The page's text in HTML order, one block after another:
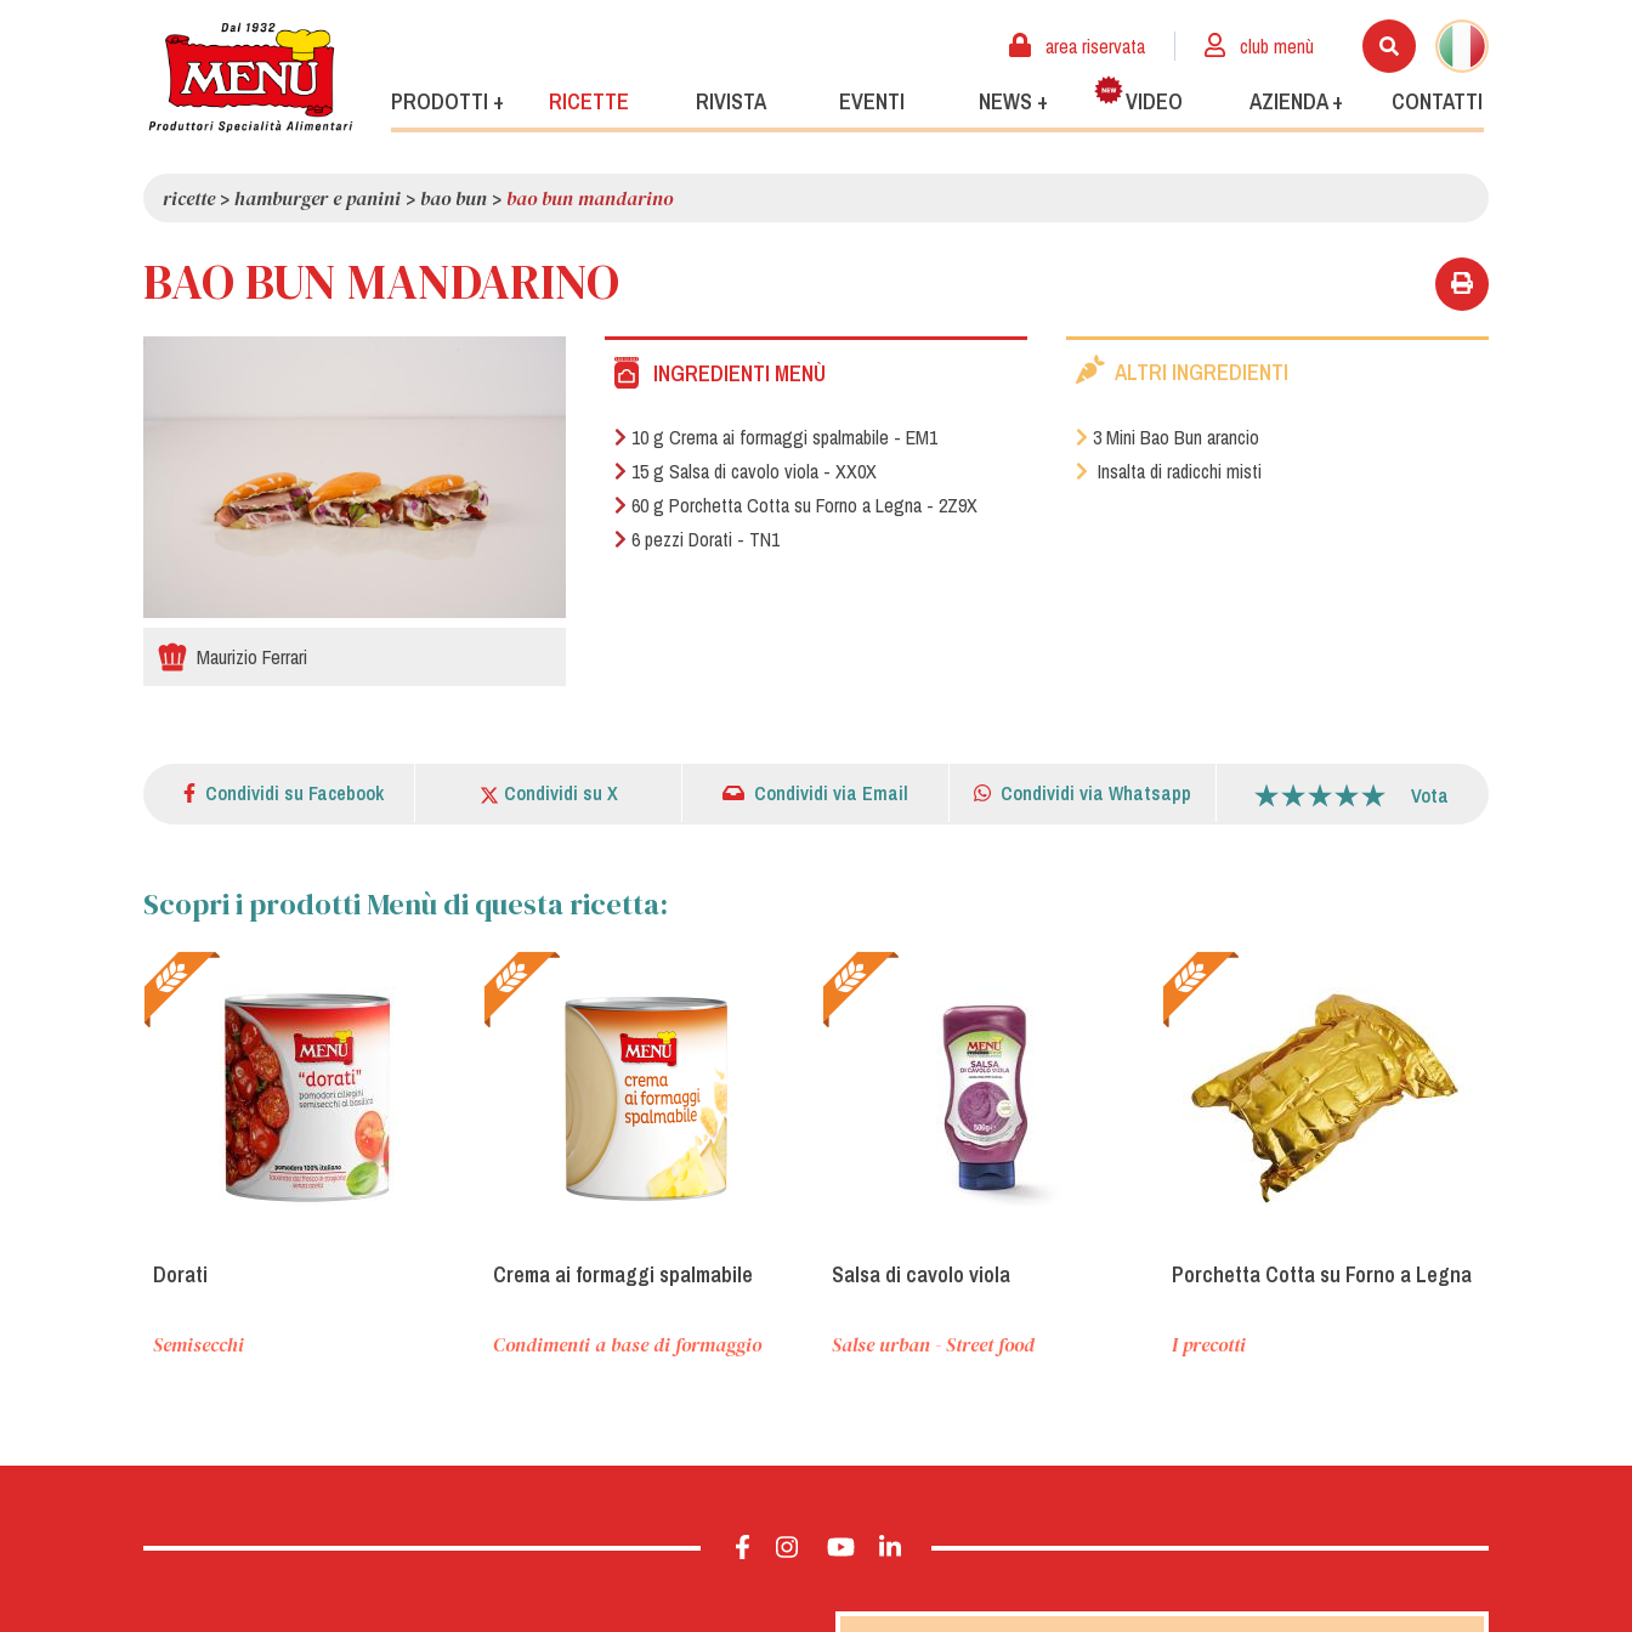
area riservata club menù
PRODOTTI + RICETTE RIVISTA EVENTI NEWS + VIDEO AZIENDA + CONTATTI
ricette>hamburger e panini > bao bun > bao bun mandarino
BAO BUN MANDARINO
Maurizio Ferrari
INGREDIENTI MENÙ
10 g Crema ai formaggi spalmabile - EM1
15 g Salsa di cavolo viola - XX0X
60 g Porchetta Cotta su Forno a Legna - 2Z9X
6 pezzi Dorati - TN1
ALTRI INGREDIENTI
3 Mini Bao Bun arancio
Insalta di radicchi misti
Condividi su Facebook Condividi su X Condividi via Email Condividi via Whatsapp Vota
Scopri i prodotti Menù di questa ricetta:
Dorati
Semisecchi
Crema ai formaggi spalmabile
Condimenti a base di formaggio
Salsa di cavolo viola
Salse urban - Street food
Porchetta Cotta su Forno a Legna
I precotti